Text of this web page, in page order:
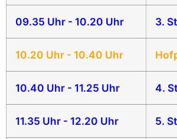
09.35 Uhr - 10.20 Uhr 3.
10.20 Uhr - 10.40 Uhr
10.40 Uhr - 11.25 Uhr 4.
11.35 Uhr - 12.20 Uhr 5.